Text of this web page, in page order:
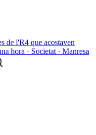
de l'R4 que acostaven
hora · Societat · Manresa